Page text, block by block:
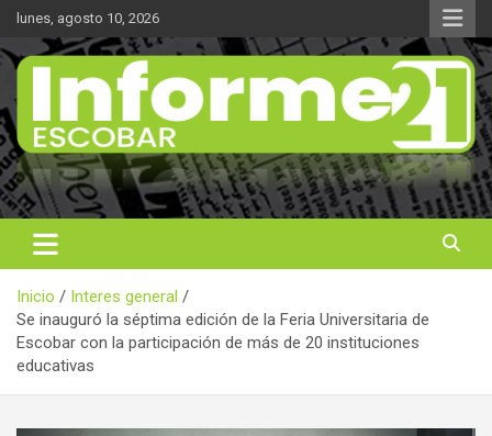
Saltar
contenido
lunes, agosto 10, 2026
Informe 21
Noticas reales
Inicio
Interes general
Se inauguró la séptima edición de la Feria Universitaria de
Escobar con la participación de más de 20 instituciones
educativas